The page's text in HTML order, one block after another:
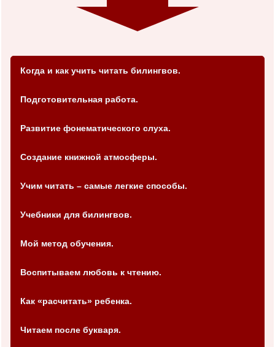
Когда и как учить читать билингвов.
Подготовительная работа.
Развитие фонематического слуха.
Создание книжной атмосферы.
Учим читать – самые легкие способы.
Учебники для билингвов.
Мой метод обучения.
Воспитываем любовь к чтению.
Как «расчитать» ребенка.
Читаем после букваря.